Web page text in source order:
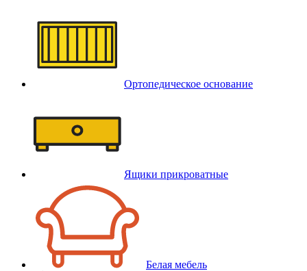
Ортопедическое основание
Ящики прикроватные
Белая мебель